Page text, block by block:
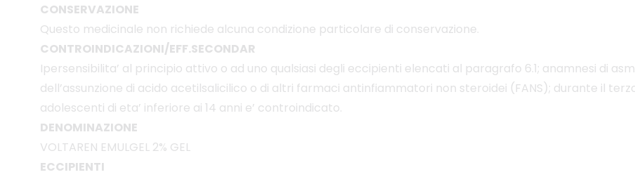
CONSERVAZIONE
Questo medicinale non richiede alcuna condizione particolare di conservazione.
CONTROINDICAZIONI/EFF.SECONDAR
Ipersensibilita’ al principio attivo o ad uno qualsiasi degli eccipienti elencati al paragrafo 6.1; anamnesi di
dell’assunzione di acido acetilsalicilico o di altri farmaci antinfiammatori non steroidei (FANS); durante il
adolescenti di eta’ inferiore ai 14 anni e’ controindicato.
DENOMINAZIONE
VOLTAREN EMULGEL 2% GEL
ECCIPIENTI